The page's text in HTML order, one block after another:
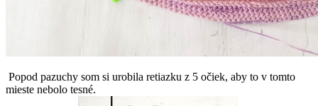
Popod pazuchy som si urobila retiazku z 5 očiek, aby to v tomto
mieste nebolo tesné.